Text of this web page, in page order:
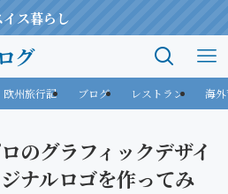
イス暮らし
グ
欧州旅行記 ブログ レストラン 海
グラフィックデザイ
ナルロゴを作ってみ